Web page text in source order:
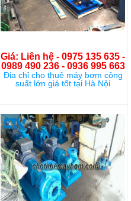
Giá: Liên hệ - 0975 135 635 -
0989 490 236 - 0936 995 663
Địa chỉ cho thuê máy bơm công
suất lớn giá tốt tại Hà Nội